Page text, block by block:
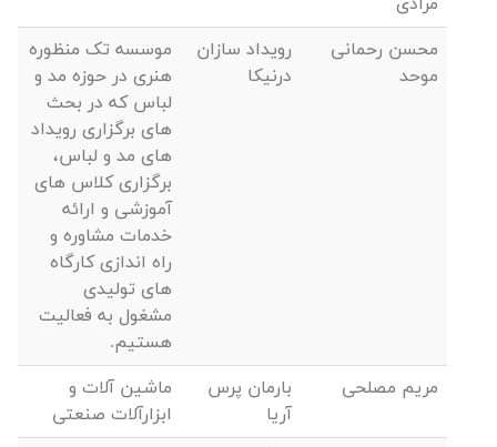
محسن رحمانی
موحد
رویداد سازان
درنیکا
موسسه تک منظوره
هنری در حوزه مد و
لباس که در بحث
های برگزاری رویداد
های مد و لباس،
برگزاری کلاس های
آموزشی و ارائه
خدمات مشاوره و
راه اندازی کارگاه
های تولیدی
مشغول به فعالیت
هستیم.
مریم مصلحی
بارمان پرس
آریا
ماشین آلات و
ابزارآلات صنعتی